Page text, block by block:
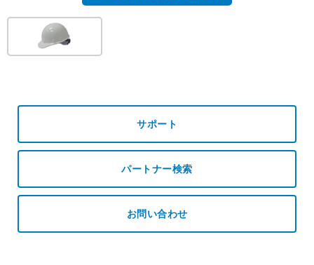
サポート
パートナー検索
お問い合わせ